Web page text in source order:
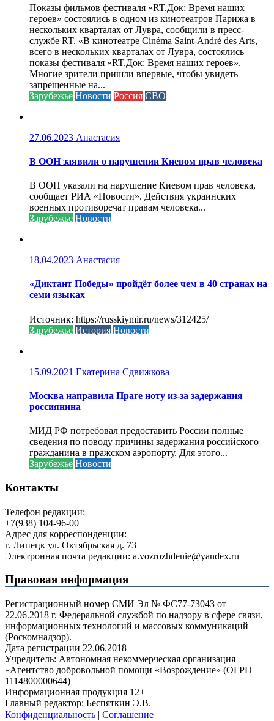
Показы фильмов фестиваля «RT.Док: Время наших
героев» состоялись в одном из кинотеатров Парижа в
нескольких кварталах от Лувра, сообщили в пресс-
службе RT. «В кинотеатре Cinéma Saint-André des Arts,
всего в нескольких кварталах от Лувра, состоялись
показы фестиваля «RT.Док: Время наших героев».
Многие зрители пришли впервые, чтобы увидеть
запрещенные на...
Зарубежье Новости Россия СВО
27.06.2023 Анастасия
В ООН заявили о нарушении Киевом прав человека
В ООН указали на нарушение Киевом прав человека,
сообщает РИА «Новости». Действия украинских
военных противоречат правам человека...
Зарубежье Новости
18.04.2023 Анастасия
«Диктант Победы» пройдёт более чем в 40 странах на
семи языках
Источник: https://russkiymir.ru/news/312425/
Зарубежье История Новости
15.09.2021 Екатерина Сдвижкова
Москва направила Праге ноту из-за задержания
россиянина
МИД РФ потребовал предоставить России полные
сведения по поводу причины задержания российского
гражданина в пражском аэропорту. Для этого...
Зарубежье Новости
Контакты
Телефон редакции:
+7(938) 104-96-00
Адрес для корреспонденции:
г. Липецк ул. Октябрьская д. 73
Электронная почта редакции: a.vozrozhdenie@yandex.ru
Правовая информация
Регистрационный номер СМИ Эл № ФС77-73043 от
22.06.2018 г. Федеральной службой по надзору в сфере связи,
информационных технологий и массовых коммуникаций
(Роскомнадзор).
Дата регистрации 22.06.2018
Учредитель: Автономная некоммерческая организация
«Агентство добровольной помощи «Возрождение» (ОГРН
1114800000644)
Информационная продукция 12+
Главный редактор: Беспяткин Э.В.
Конфиденциальность | Соглашение